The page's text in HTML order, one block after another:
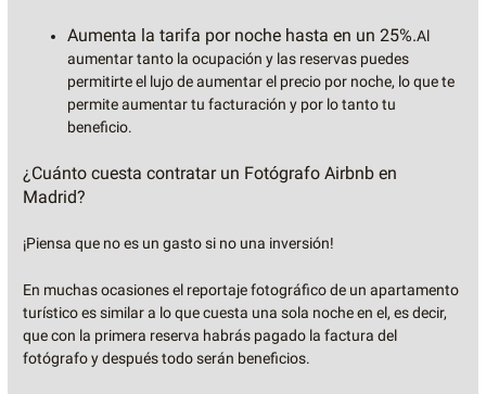
Aumenta la tarifa por noche hasta en un 25%.Al
aumentar tanto la ocupación y las reservas puedes
permitirte el lujo de aumentar el precio por noche, lo que te
permite aumentar tu facturación y por lo tanto tu
beneficio.
¿Cuánto cuesta contratar un Fotógrafo Airbnb en
Madrid?
¡Piensa que no es un gasto si no una inversión!
En muchas ocasiones el reportaje fotográfico de un apartamento
turístico es similar a lo que cuesta una sola noche en el, es decir,
que con la primera reserva habrás pagado la factura del
fotógrafo y después todo serán beneficios.